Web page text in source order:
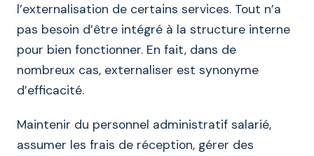
l’externalisation de certains services. Tout n’a
pas besoin d’être intégré à la structure interne
pour bien fonctionner. En fait, dans de
nombreux cas, externaliser est synonyme
d’efficacité.
Maintenir du personnel administratif salarié,
assumer les frais de réception, gérer des